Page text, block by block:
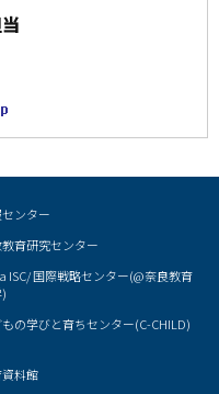
ンター
育研究センター
ISC/ 国際戦略センター(@奈良教育
もの学びと育ちセンター(C-CHILD)
料館